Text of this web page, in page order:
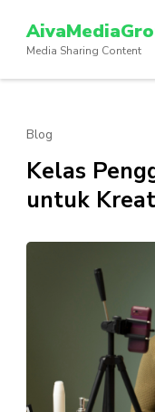
konten
(Tekan
Media Sharing Content
Blog
Kelas
untuk